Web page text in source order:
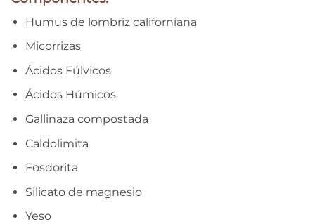
Humus de lombriz californiana
Micorrizas
Ácidos Fúlvicos
Ácidos Húmicos
Gallinaza compostada
Caldolimita
Fosdorita
Silicato de magnesio
Yeso